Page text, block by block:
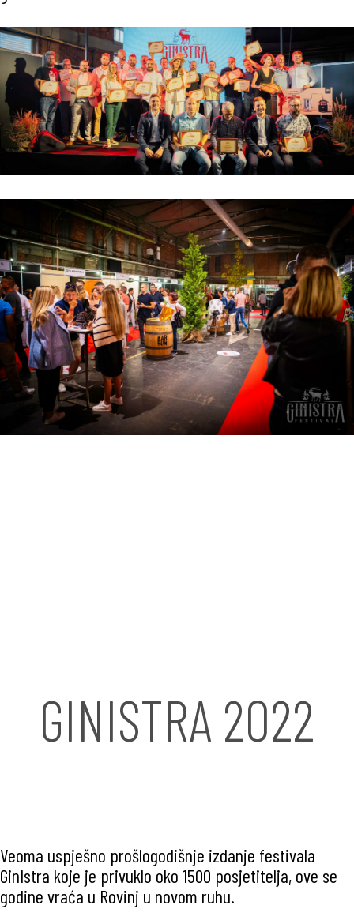
GINISTRA 2022
Veoma uspješno prošlogodišnje izdanje festivala
GinIstra koje je privuklo oko 1500 posjetitelja, ove se
godine vraća u Rovinj u novom ruhu.